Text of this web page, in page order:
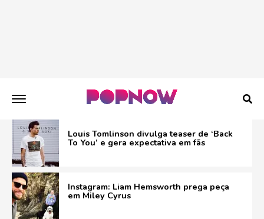
Louis Tomlinson divulga teaser de ‘Back
To You’ e gera expectativa em fãs
Instagram: Liam Hemsworth prega peça
em Miley Cyrus